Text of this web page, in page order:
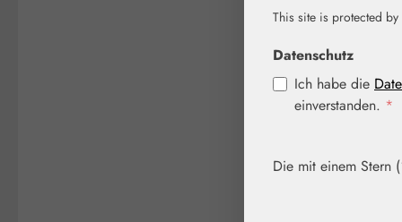
This site is protected by
Datenschutz
Ich habe die
einverstanden. *
Die mit einem Stern